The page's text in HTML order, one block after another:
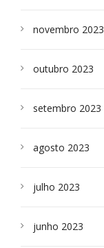
novembro 2023
outubro 2023
setembro 2023
agosto 2023
julho 2023
junho 2023